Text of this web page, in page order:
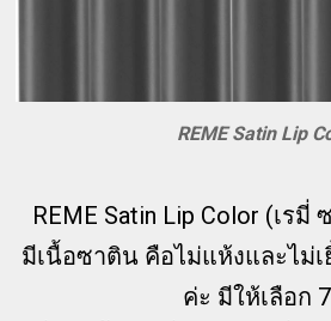
REME Satin Lip
REME Satin Lip Color (เรมี่
มีเนื้อซาติน คือไม่แห้งและไม่
ค่ะ มีให้เลือก